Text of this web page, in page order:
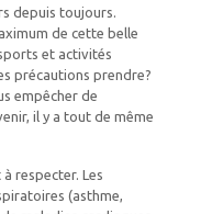
depuis toujours.
de cette belle
et activités
précautions prendre?
empêcher de
il y a tout de même
respecter. Les
(asthme,